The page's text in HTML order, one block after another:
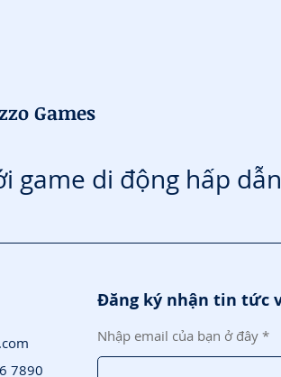
Games
game di động hấp
7890
Đăng ký nhận tin tức
Nhập email của bạn ở đây